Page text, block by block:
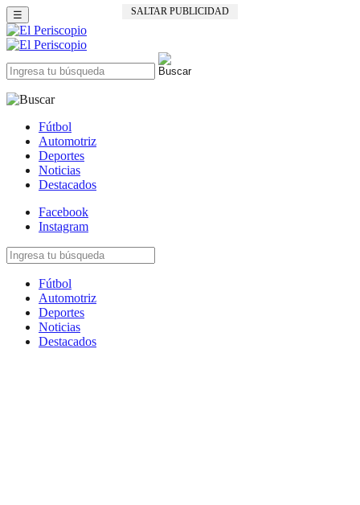
SALTAR PUBLICIDAD
☰
Fútbol
Automotriz
Deportes
Noticias
Destacados
Facebook
Instagram
Fútbol
Automotriz
Deportes
Noticias
Destacados